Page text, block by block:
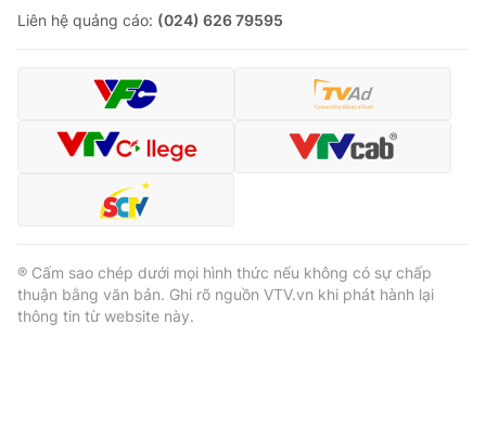
Liên hệ quảng cáo: (024) 626 79595
® Cấm sao chép dưới mọi hình thức nếu không có sự chấp
thuận bằng văn bản. Ghi rõ nguồn VTV.vn khi phát hành lại
thông tin từ website này.